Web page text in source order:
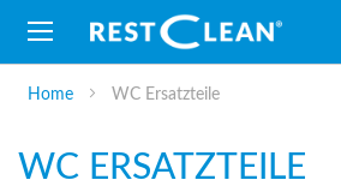
Home WC Ersatzteile
WC ERSATZTEILE